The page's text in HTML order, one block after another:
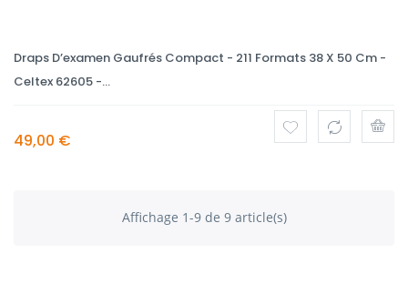
Draps D’examen Gaufrés Compact - 211 Formats 38 X 50 Cm -
Celtex 62605 -...
49,00 €
Affichage 1-9 de 9 article(s)